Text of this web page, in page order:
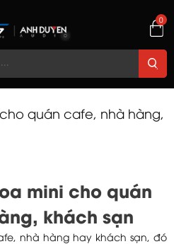
0
quán cafe, nhà hàng,
mini cho quán
khách sạn
nhà hàng hay khách sạn, đó